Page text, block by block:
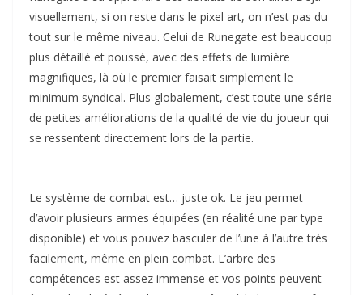
visuellement, si on reste dans le pixel art, on n’est pas du
tout sur le même niveau. Celui de Runegate est beaucoup
plus détaillé et poussé, avec des effets de lumière
magnifiques, là où le premier faisait simplement le
minimum syndical. Plus globalement, c’est toute une série
de petites améliorations de la qualité de vie du joueur qui
se ressentent directement lors de la partie.
Le système de combat est… juste ok. Le jeu permet
d’avoir plusieurs armes équipées (en réalité une par type
disponible) et vous pouvez basculer de l’une à l’autre très
facilement, même en plein combat. L’arbre des
compétences est assez immense et vos points peuvent